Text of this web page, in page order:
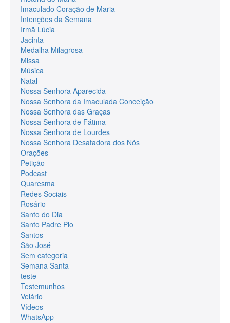
Imaculado Coração de Maria
Intenções da Semana
Irmã Lúcia
Jacinta
Medalha Milagrosa
Missa
Música
Natal
Nossa Senhora Aparecida
Nossa Senhora da Imaculada Conceição
Nossa Senhora das Graças
Nossa Senhora de Fátima
Nossa Senhora de Lourdes
Nossa Senhora Desatadora dos Nós
Orações
Petição
Podcast
Quaresma
Redes Sociais
Rosário
Santo do Dia
Santo Padre Pio
Santos
São José
Sem categoria
Semana Santa
teste
Testemunhos
Velário
Vídeos
WhatsApp